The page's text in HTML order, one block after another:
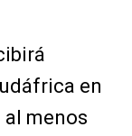
en
al menos